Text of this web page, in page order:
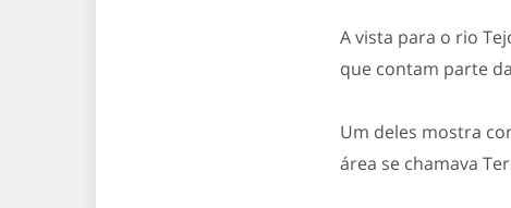
A vista para o rio
que contam parte
Um deles mostra
área se chamava